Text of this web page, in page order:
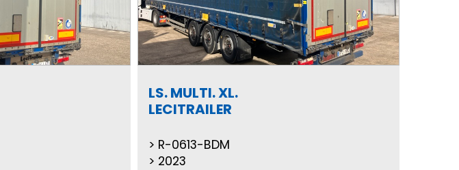
LS. MULTI. XL.
LECITRAILER
R-0613-BDM
2023